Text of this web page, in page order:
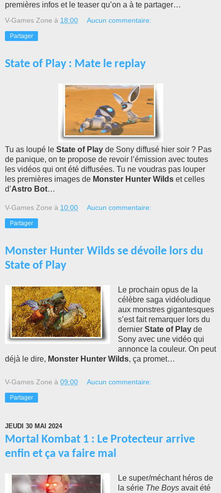
premières infos et le teaser qu’on a à te partager…
V-Games Zone à 18:00 Aucun commentaire:
Partager
State of Play : Mate le replay
Tu as loupé le State of Play de Sony diffusé hier soir ? Pas
de panique, on te propose de revoir l’émission avec toutes
les vidéos qui ont été diffusées. Tu ne voudras pas louper
les premières images de Monster Hunter Wilds et celles
d’Astro Bot…
V-Games Zone à 10:00 Aucun commentaire:
Partager
Monster Hunter Wilds se dévoile lors du
State of Play
Le prochain opus de la
célèbre saga vidéoludique
aux monstres gigantesques
s’est fait remarquer lors du
dernier State of Playde
Sony avec une vidéo qui
annonce la couleur. On peut
déjà le dire, Monster Hunter Wilds, ça promet…
V-Games Zone à 09:00 Aucun commentaire:
Partager
JEUDI 30 MAI 2024
Mortal Kombat 1 : Le Protecteur arrive
enfin et ça va faire mal
Le super/méchant héros de
la série The Boysavait été